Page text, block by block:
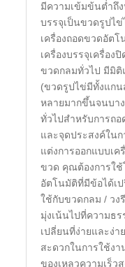
มีความเข้มข้นต่ำถึ
บรรจุเป็นขวดรูปไ
เครื่องถอดขวดอัต
เครื่องบรรจุเครื่อง
ขวดกลมทั่วไป มีมิติ
(ขวดรูปไข่มีทั้งแก
หลายมากขึ้นจนบา
ทั่วไปสำหรับการถอ
และจุดประสงค์ใน
แต่งการออกแบบเ
ขวด คุณต้องการใช้
อัตโนมัติที่มีข้อได้เ
ใช้กับขวดกลม / วง
มุ่งเน้นไปที่ความธ
เปลี่ยนที่ง่ายและง่า
สะดวกในการใช้ง
ของเหลวความเร็ว